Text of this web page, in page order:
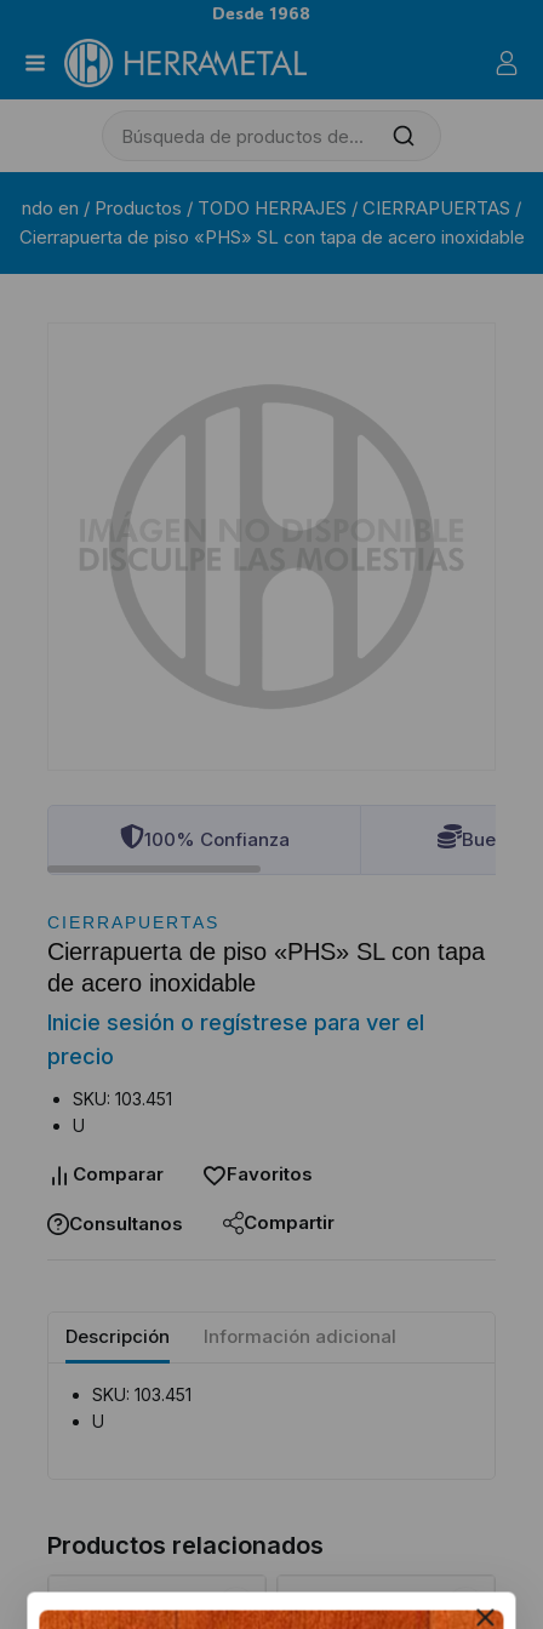
Desde 1968
ndo en / Productos / TODO HERRAJES / CIERRAPUERTAS /
Cierrapuerta de piso «PHS» SL con tapa de acero inoxidable
100% Confianza Buenos
CIERRAPUERTAS
Cierrapuerta de piso «PHS» SL con tapa
de acero inoxidable
Inicie sesión o regístrese para ver el
precio
SKU: 103.451
U
Comparar Favoritos
Consultanos Compartir
Descripción Información adicional
SKU: 103.451
U
Productos relacionados